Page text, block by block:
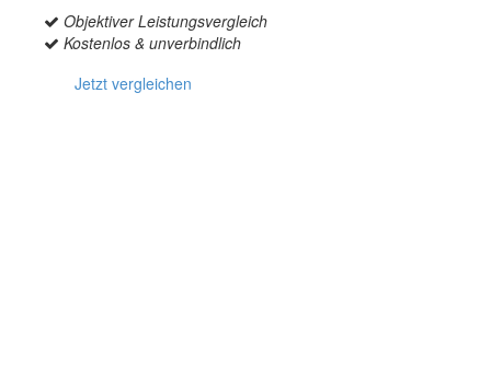
Objektiver Leistungsvergleich
Kostenlos & unverbindlich
Jetzt vergleichen